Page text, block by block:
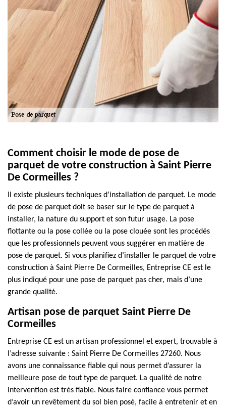
Comment choisir le mode de pose de
parquet de votre construction à Saint Pierre
De Cormeilles ?
Il existe plusieurs techniques d’installation de parquet. Le mode
de pose de parquet doit se baser sur le type de parquet à
installer, la nature du support et son futur usage. La pose
flottante ou la pose collée ou la pose clouée sont les procédés
que les professionnels peuvent vous suggérer en matière de
pose de parquet. Si vous planifiez d’installer le parquet de votre
construction à Saint Pierre De Cormeilles, Entreprise CE est le
plus indiqué pour une pose de parquet pas cher, mais d’une
grande qualité.
Artisan pose de parquet Saint Pierre De
Cormeilles
Entreprise CE est un artisan professionnel et expert, trouvable à
l’adresse suivante : Saint Pierre De Cormeilles 27260. Nous
avons une connaissance fiable qui nous permet d’assurer la
meilleure pose de tout type de parquet. La qualité de notre
intervention est très fiable. Nous faire confiance vous permet
d’avoir un revêtement du sol bien posé, facile à entretenir et en